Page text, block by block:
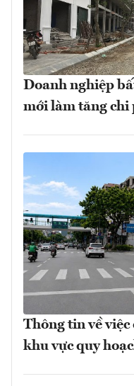
Doanh nghiệp
mới làm tăng chi
Thông tin về
khu vực quy